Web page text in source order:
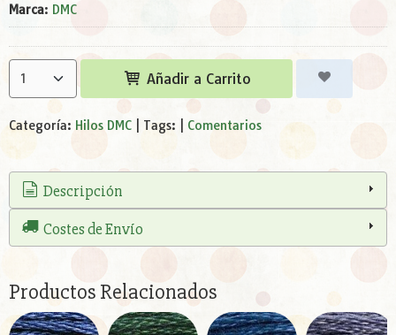
Marca: DMC
Añadir a Carrito
Categoría: Hilos DMC Tags: Comentarios
Descripción
Costes de Envío
Productos Relacionados